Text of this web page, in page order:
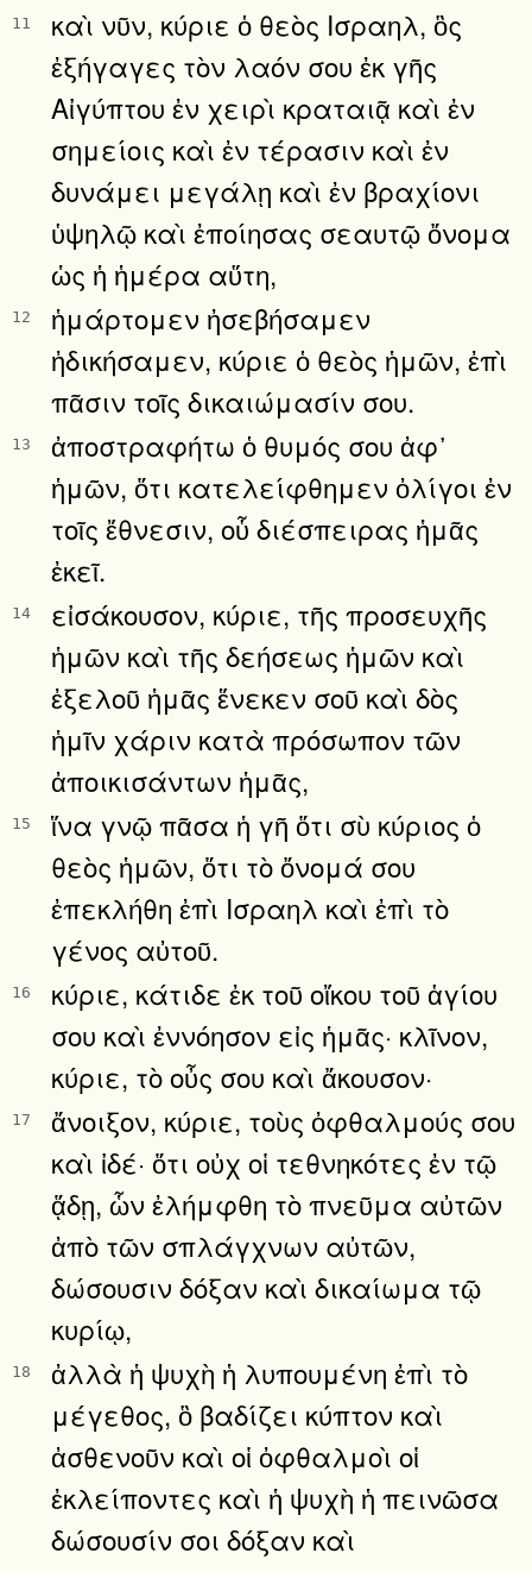
11
καὶ νῦν, κύριε ὁ θεὸς Ισραηλ, ὃς
ἐξήγαγες τὸν λαόν σου ἐκ γῆς
Αἰγύπτου ἐν χειρὶ κραταιᾷ καὶ ἐν
σημείοις καὶ ἐν τέρασιν καὶ ἐν
δυνάμει μεγάλῃ καὶ ἐν βραχίονι
ὑψηλῷ καὶ ἐποίησας σεαυτῷ ὄνομα
ὡς ἡ ἡμέρα αὕτη,
12
ἡμάρτομεν ἠσεβήσαμεν
ἠδικήσαμεν, κύριε ὁ θεὸς ἡμῶν, ἐπὶ
πᾶσιν τοῖς δικαιώμασίν σου.
13
ἀποστραφήτω ὁ θυμός σου ἀφ᾿
ἡμῶν, ὅτι κατελείφθημεν ὀλίγοι ἐν
τοῖς ἔθνεσιν, οὗ διέσπειρας ἡμᾶς
ἐκεῖ.
14
εἰσάκουσον, κύριε, τῆς προσευχῆς
ἡμῶν καὶ τῆς δεήσεως ἡμῶν καὶ
ἐξελοῦ ἡμᾶς ἕνεκεν σοῦ καὶ δὸς
ἡμῖν χάριν κατὰ πρόσωπον τῶν
ἀποικισάντων ἡμᾶς,
15
ἵνα γνῷ πᾶσα ἡ γῆ ὅτι σὺ κύριος ὁ
θεὸς ἡμῶν, ὅτι τὸ ὄνομά σου
ἐπεκλήθη ἐπὶ Ισραηλ καὶ ἐπὶ τὸ
γένος αὐτοῦ.
16
κύριε, κάτιδε ἐκ τοῦ οἴκου τοῦ ἁγίου
σου καὶ ἐννόησον εἰς ἡμᾶς· κλῖνον,
κύριε, τὸ οὖς σου καὶ ἄκουσον·
17
ἄνοιξον, κύριε, τοὺς ὀφθαλμούς σου
καὶ ἰδέ· ὅτι οὐχ οἱ τεθνηκότες ἐν τῷ
ᾅδῃ, ὧν ἐλήμφθη τὸ πνεῦμα αὐτῶν
ἀπὸ τῶν σπλάγχνων αὐτῶν,
δώσουσιν δόξαν καὶ δικαίωμα τῷ
κυρίῳ,
18
ἀλλὰ ἡ ψυχὴ ἡ λυπουμένη ἐπὶ τὸ
μέγεθος, ὃ βαδίζει κύπτον καὶ
ἀσθενοῦν καὶ οἱ ὀφθαλμοὶ οἱ
ἐκλείποντες καὶ ἡ ψυχὴ ἡ πεινῶσα
δώσουσίν σοι δόξαν καὶ